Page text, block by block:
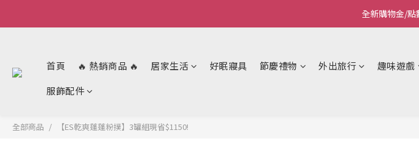
Welcome~
全新購物金/點
首頁 🔥 熱銷商品 🔥 居家生活 好眠寢具 節慶禮物 外出旅行 趣味遊戲
服飾配件
全部商品 【ES乾爽蓬蓬粉撲】3罐組現省$1150!